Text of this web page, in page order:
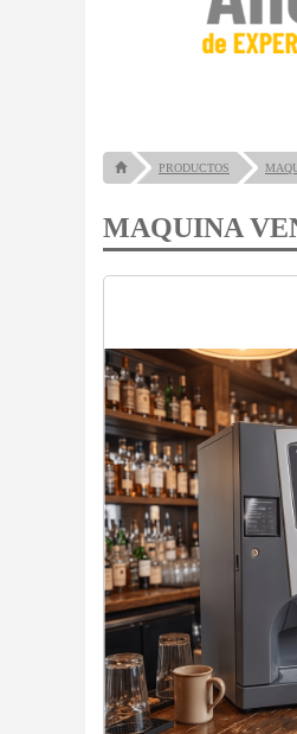
PRODUCTOS
MAQUINA